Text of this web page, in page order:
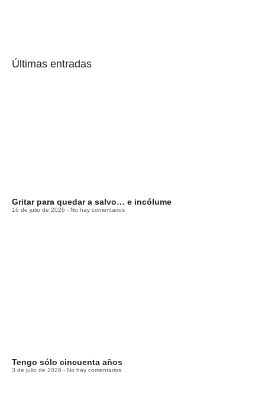
Últimas entradas
Gritar para quedar a salvo… e incólume
16 de julio de 2026 No hay comentarios
Tengo sólo cincuenta años
3 de julio de 2026 No hay comentarios